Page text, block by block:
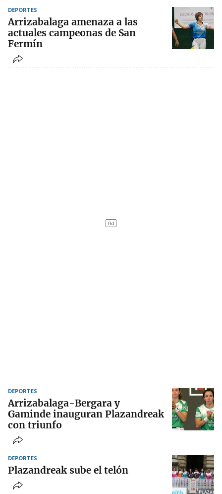
DEPORTES
Arrizabalaga amenaza a las
actuales campeonas de San
Fermín
DEPORTES
Arrizabalaga-Bergara y
Gaminde inauguran Plazandreak
con triunfo
DEPORTES
Plazandreak sube el telón